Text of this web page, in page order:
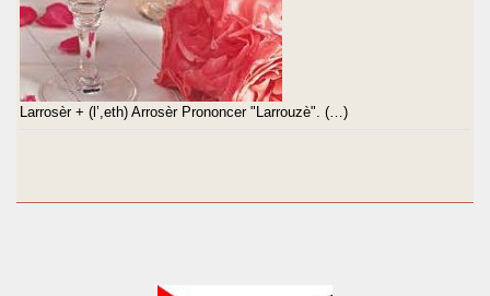
Larrosèr + (l’,eth) Arrosèr Prononcer "Larrouzè". (…)